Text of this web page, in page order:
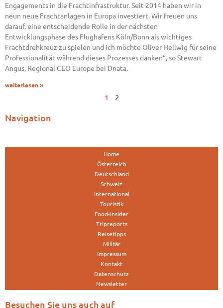
Engagements in die Frachtinfrastruktur. Seit 2014 haben wir in
neun neue Frachtanlagen in Europa investiert. Wir freuen uns
darauf, eine entscheidende Rolle in der nächsten
Entwicklungsphase des Flughafens Köln/Bonn als wichtiges
Frachtdrehkreuz zu spielen und ich möchte Oliver Hellwig für seine
Professionalität während dieses Prozesses danken“, so Stewart
Angus, Regional CEO Europe bei Dnata.
weiterlesen »
1 2
Navigation
Home
Österreich
Deutschland
Schweiz
International
Touristik
Food-Insider
Tripreports
Reisetipps
Militär
Impressum
Kontakt
Datenschutz
Newsletter
Besuchen Sie uns auch auf